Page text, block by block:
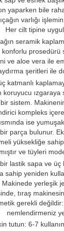
yaparken bile
varlığı
Her cilt tipine
seramik
konforlu prosedürü
ve aloe vera ile
şeritleri ile
katmanlı
koruyucu ızgaraya
sistem.
kompleks
ise
parça bulunur.
yüksekliğe
ve tüyleri
lastik sapa ve üç
sahip yeniden
Makinede yerleşik
tıraş
gerekli
nemlendirmeniz
tutun: 6-7